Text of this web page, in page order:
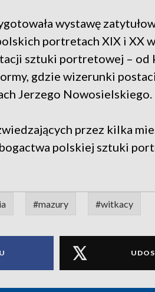
wystawę
portretach XIX i XX
sztuki portretowej – od
gdzie wizerunki
Jerzego Nowosielskiego.
przez kilka
polskiej sztuki
#mazury #witkacy